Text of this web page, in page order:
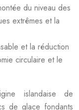
du niveau des
extrêmes et la
et la réduction
circulaire et le
islandaise de
de glace fondants